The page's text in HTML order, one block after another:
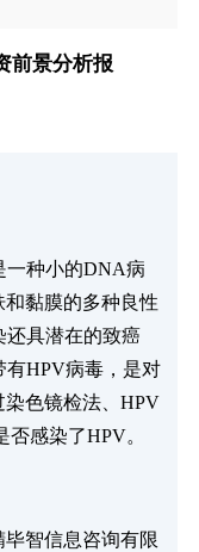
前景分析报
一种小的DNA病
黏膜的多种良性
还具潜在的致癌
有HPV病毒，是对
色镜检法、HPV
感染了HPV。
智信息咨询有限